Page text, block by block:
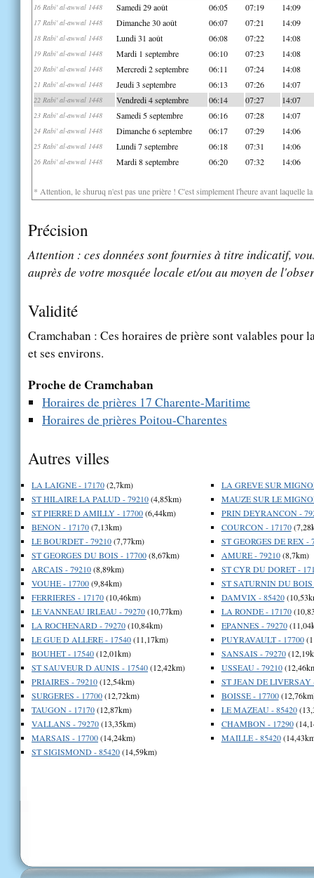
16 Rabi' al-awwal 1448 Samedi 29 août 06:05 07:19 14:09
17 Rabi' al-awwal 1448 Dimanche 30 août 06:07 07:21 14:09
18 Rabi' al-awwal 1448 Lundi 31 août 06:08 07:22 14:08
19 Rabi' al-awwal 1448 Mardi 1 septembre 06:10 07:23 14:08
20 Rabi' al-awwal 1448 Mercredi 2 septembre 06:11 07:24 14:08
21 Rabi' al-awwal 1448 Jeudi 3 septembre 06:13 07:26 14:07
22 Rabi' al-awwal 1448 Vendredi 4 septembre 06:14 07:27 14:07
23 Rabi' al-awwal 1448 Samedi 5 septembre 06:16 07:28 14:07
24 Rabi' al-awwal 1448 Dimanche 6 septembre 06:17 07:29 14:06
25 Rabi' al-awwal 1448 Lundi 7 septembre 06:18 07:31 14:06
26 Rabi' al-awwal 1448 Mardi 8 septembre 06:20 07:32 14:06
* Attention, le shuruq n'est pas une prière ! C'est simplement l'heure avant laquelle
Précision
Attention : ces données sont fournies à titre indicatif,
auprès de votre mosquée locale et/ou au moyen de
Validité
Cramchaban : Ces horaires de prière sont valables pour
et ses environs.
Proche de Cramchaban
Horaires de prières 17 Charente-Maritime
Horaires de prières Poitou-Charentes
Autres villes
LA LAIGNE - 17170(2,7km)
ST HILAIRE LA PALUD - 79210(4,85km)
ST PIERRE D AMILLY - 17700(6,44km)
BENON - 17170(7,13km)
LE BOURDET - 79210(7,77km)
ST GEORGES DU BOIS - 17700(8,67km)
ARCAIS - 79210(8,89km)
VOUHE - 17700(9,84km)
FERRIERES - 17170(10,46km)
LE VANNEAU IRLEAU - 79270(10,77km)
LA ROCHENARD - 79270(10,84km)
LE GUE D ALLERE - 17540(11,17km)
BOUHET - 17540(12,01km)
ST SAUVEUR D AUNIS - 17540(12,42km)
PRIAIRES - 79210(12,54km)
SURGERES - 17700(12,72km)
TAUGON - 17170(12,87km)
VALLANS - 79270(13,35km)
MARSAIS - 17700(14,24km)
ST SIGISMOND - 85420(14,59km)
LA GREVE SUR
MAUZE SUR LE
PRIN DEYRANCON -
COURCON - 17170
ST GEORGES DE REX -
AMURE - 79210(8,7km)
ST CYR DU DORET -
ST SATURNIN DU BOIS
DAMVIX - 85420
LA RONDE - 17170
EPANNES - 79270
PUYRAVAULT - 17700
SANSAIS - 79270
USSEAU - 79210
ST JEAN DE LIVERSAY
BOISSE - 17700
LE MAZEAU - 85420
CHAMBON - 17290
MAILLE - 85420